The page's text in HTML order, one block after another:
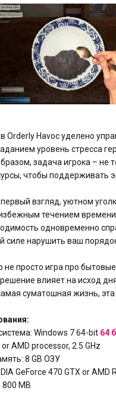
Orderly Havoc уделено
уровень стресса
задача игрока – не
чтобы поддерживать
взгляд, уютном
течением
одновременно
силе нарушить ваш
не просто игра про
влияет на исход
суматошная жизнь,
Windows 7 64-bit 64
AMD processor, 2.5 GHz
8 GB ОЗУ
GeForce 470 GTX or AMD
MB